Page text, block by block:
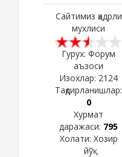
Сайтимиз қадрли
мухлиси
Гурух: Форум
аъзоси
Изохлар: 2124
Тақдирланишлар:
0
Хурмат
даражаси: 795
Холати: Хозир
йўқ